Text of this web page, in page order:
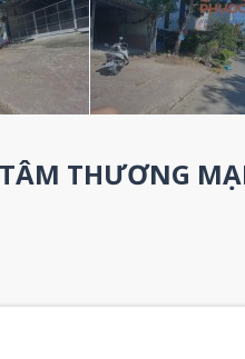
THƯƠNG